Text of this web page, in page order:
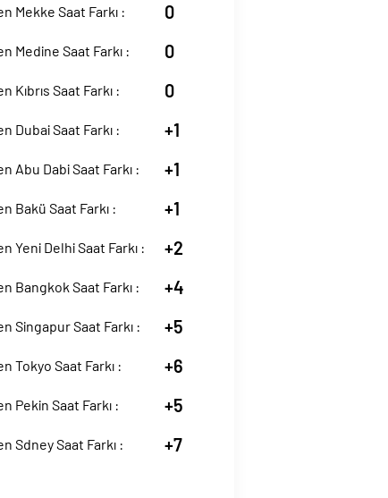
Mekke Saat Farkı : 0
Medine Saat Farkı : 0
Kıbrıs Saat Farkı : 0
Dubai Saat Farkı : +1
Abu Dabi Saat Farkı : +1
Bakü Saat Farkı : +1
Yeni Delhi Saat Farkı : +2
Bangkok Saat Farkı : +4
Singapur Saat Farkı : +5
Tokyo Saat Farkı : +6
Pekin Saat Farkı : +5
Sdney Saat Farkı : +7